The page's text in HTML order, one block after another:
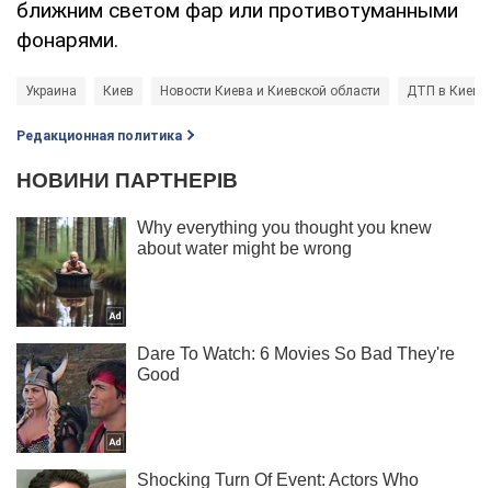
ближним светом фар или противотуманными
фонарями.
Украина Киев Новости Киева и Киевской области ДТП в Киеве
Редакционная политика